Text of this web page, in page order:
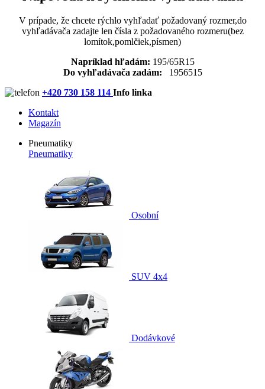
V prípade, že chcete rýchlo vyhľadať požadovaný rozmer,do
vyhľadávača zadajte len čísla z požadovaného rozmeru(bez
lomítok,pomlčiek,písmen)
Napríklad hľadám: 195/65R15
Do vyhľadávača zadám: 1956515
+420 730 158 114 Info linka
Kontakt
Magazín
Pneumatiky
Pneumatiky
Osobní
SUV 4x4
Dodávkové